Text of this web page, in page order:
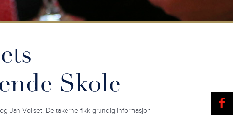
Skole
Jan Vollset. Deltakerne fikk grundig informasjon